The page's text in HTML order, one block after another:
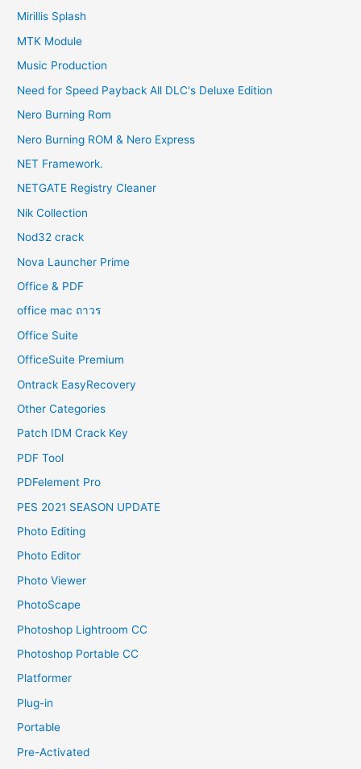
Mirillis Splash
MTK Module
Music Production
Need for Speed Payback All DLC's Deluxe Edition
Nero Burning Rom
Nero Burning ROM & Nero Express
NET Framework.
NETGATE Registry Cleaner
Nik Collection
Nod32 crack
Nova Launcher Prime
Office & PDF
office mac ถาวร
Office Suite
OfficeSuite Premium
Ontrack EasyRecovery
Other Categories
Patch IDM Crack Key
PDF Tool
PDFelement Pro
PES 2021 SEASON UPDATE
Photo Editing
Photo Editor
Photo Viewer
PhotoScape
Photoshop Lightroom CC
Photoshop Portable CC
Platformer
Plug-in
Portable
Pre-Activated